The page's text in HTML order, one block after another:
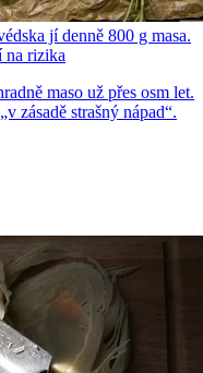
jí denně 800 g masa.
na rizika
maso už přes osm let.
zásadě strašný nápad“.